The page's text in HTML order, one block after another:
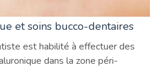
et soins bucco-dentaires
est habilité à effectuer des
dans la zone péri-